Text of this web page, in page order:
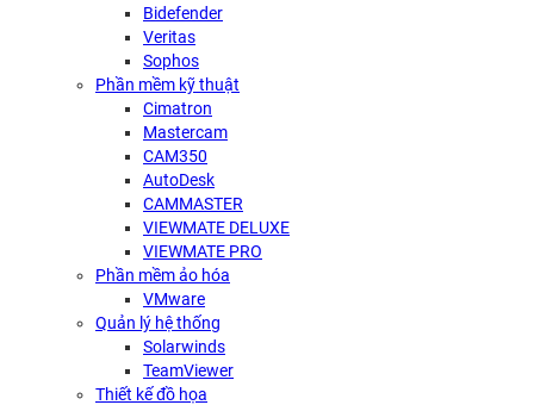
Bidefender
Veritas
Sophos
Phần mềm kỹ thuật
Cimatron
Mastercam
CAM350
AutoDesk
CAMMASTER
VIEWMATE DELUXE
VIEWMATE PRO
Phần mềm ảo hóa
VMware
Quản lý hệ thống
Solarwinds
TeamViewer
Thiết kế đồ họa